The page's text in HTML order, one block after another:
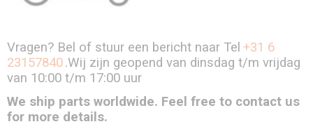
Vragen? Bel of stuur een bericht naar Tel +31 6
23157840.Wij zijn geopend van dinsdag t/m vrijdag
van 10:00 t/m 17:00 uur
We ship parts worldwide. Feel free to contact us
for more details.